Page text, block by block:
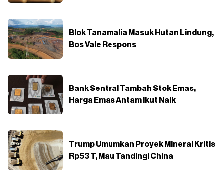
Blok Tanamalia Masuk Hutan Lindung,
Bos Vale Respons
Bank Sentral Tambah Stok Emas,
Harga Emas Antam Ikut Naik
Trump Umumkan Proyek Mineral Kritis
Rp53 T, Mau Tandingi China